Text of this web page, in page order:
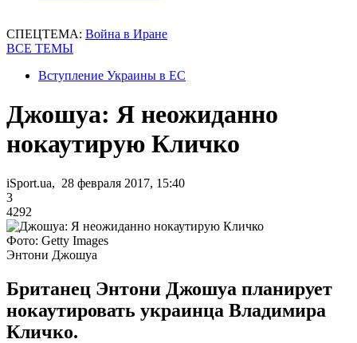
СПЕЦТЕМА: Война в Иране
ВСЕ ТЕМЫ
Вступление Украины в ЕС
Джошуа: Я неожиданно
нокаутирую Кличко
iSport.ua, 28 февраля 2017, 15:40
3
4292
Фото: Getty Images
Энтони Джошуа
Британец Энтони Джошуа планирует
нокаутировать украинца Владимира
Кличко.